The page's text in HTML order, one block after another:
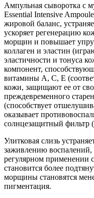
Ампульная сыворотка с
Essential Intensive
жировой баланс,
ускоряет регенерацию
морщин и повышает
коллаген и эластин
эластичности и тонуса
компонент,
витамины А, С, Е
кожи, защищают ее от
преждевременного
(способствует
оказывает
солнцезащитный фильтр
Улитковая слизь
заживлению воспалений,
регулярном применении
становится более
морщины становятся
пигментация.